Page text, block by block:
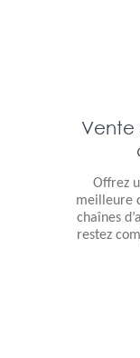
Vente
Offrez
meilleure
chaînes
restez